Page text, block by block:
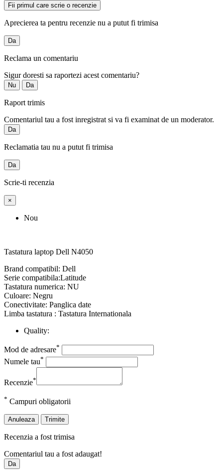
Fii primul care scrie o recenzie
Aprecierea ta pentru recenzie nu a putut fi trimisa
Da
Reclama un comentariu
Sigur doresti sa raportezi acest comentariu?
Nu Da
Raport trimis
Comentariul tau a fost inregistrat si va fi examinat de un moderator.
Da
Reclamatia tau nu a putut fi trimisa
Da
Scrie-ti recenzia
×
Nou
Tastatura laptop Dell N4050
Brand compatibil: Dell
Serie compatibila:Latitude
Tastatura numerica: NU
Culoare: Negru
Conectivitate: Panglica date
Limba tastatura : Tastatura Internationala
Quality:
Mod de adresare*
Numele tau*
Recenzie*
* Campuri obligatorii
Anuleaza Trimite
Recenzia a fost trimisa
Comentariul tau a fost adaugat!
Da